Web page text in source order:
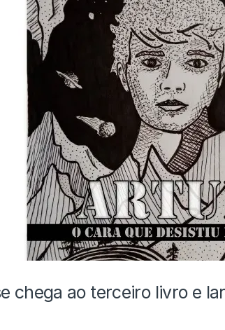
chega ao terceiro livro e